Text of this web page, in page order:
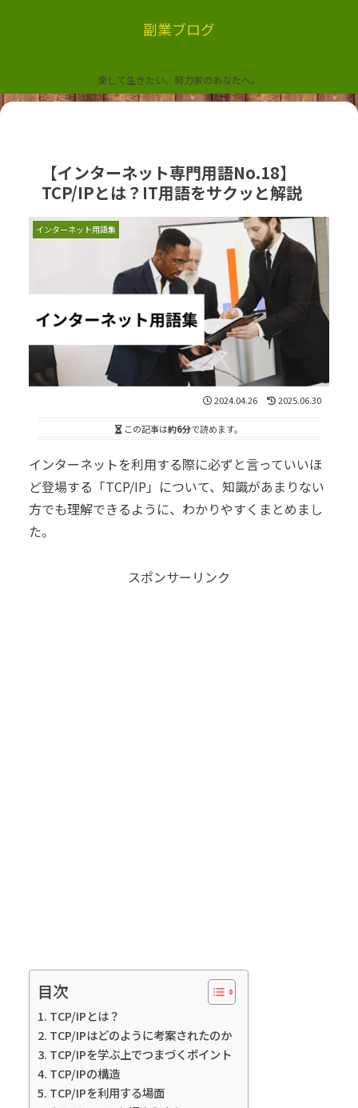
副業ブログ
楽して生きたい、努力家のあなたへ。
【インターネット専門用語No.18】
TCP/IPとは？IT用語をサクッと解説
インターネット用語集
2024.04.26 2025.06.30
この記事は約6分で読めます。
インターネットを利用する際に必ずと言っていいほ
ど登場する「TCP/IP」について、知識があまりない
方でも理解できるように、わかりやすくまとめまし
た。
スポンサーリンク
目次
TCP/IPとは？
TCP/IPはどのように考案されたのか
TCP/IPを学ぶ上でつまづくポイント
TCP/IPの構造
TCP/IPを利用する場面